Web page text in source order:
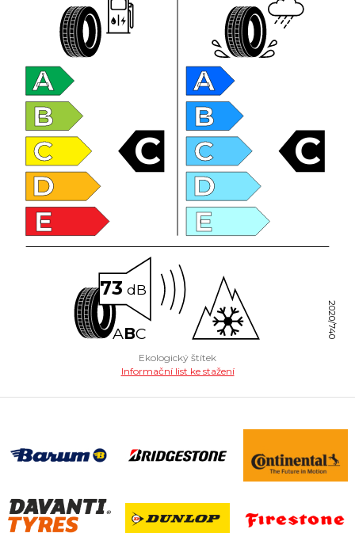
A
B
C
D
E
C
A
B
C
D
E
C
73 dB
ABC 2020/740
Ekologický štítek
Informační list ke stažení